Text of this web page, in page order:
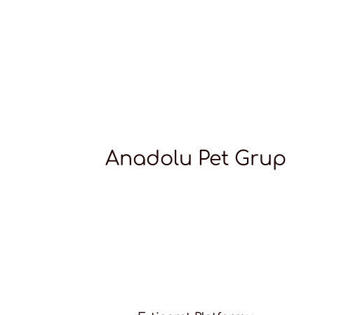
Anadolu Pet Grup